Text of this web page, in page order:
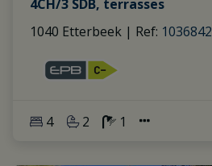
4CH/3 SDB, terrasses
1040 Etterbeek | Ref: 1036842
4 2 1